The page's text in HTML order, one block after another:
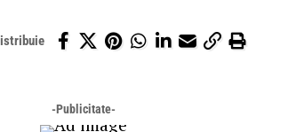
-Publicitate-